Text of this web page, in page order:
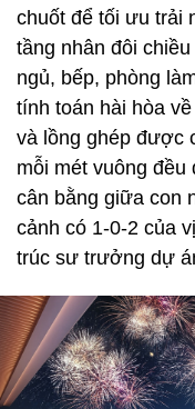
chuốt để tối ưu trải
tầng nhân đôi
ngủ, bếp, phòng
tính toán hài hòa
và lồng ghép được
mỗi mét vuông đều
cân bằng giữa con
cảnh có 1-0-2 của
trúc sư trưởng dự